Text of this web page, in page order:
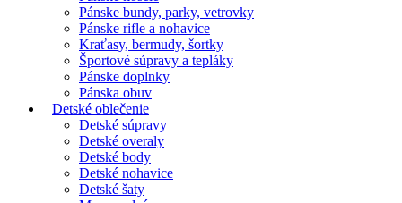
Pánske bundy, parky, vetrovky
Pánske rifle a nohavice
Kraťasy, bermudy, šortky
Športové súpravy a tepláky
Pánske doplnky
Pánska obuv
Detské oblečenie
Detské súpravy
Detské overaly
Detské body
Detské nohavice
Detské šaty